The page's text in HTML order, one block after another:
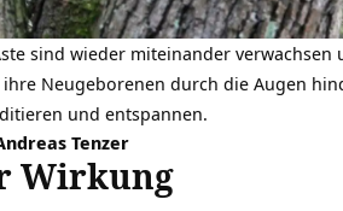
sind wieder miteinander
Neugeborenen durch die Augen
und entspannen.
Tenzer
Wirkung